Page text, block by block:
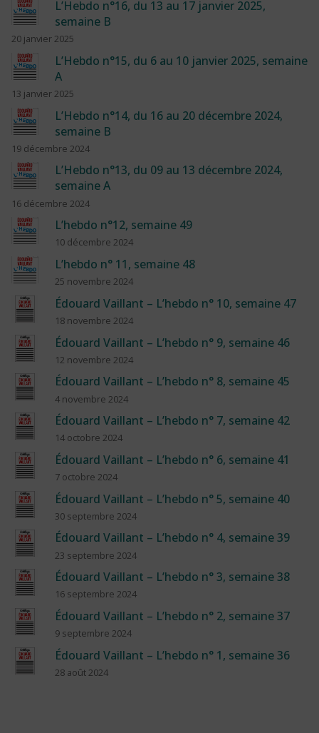
L’Hebdo n°16, du 13 au 17 janvier 2025,
semaine B
20 janvier 2025
L’Hebdo n°15, du 6 au 10 janvier 2025, semaine
A
13 janvier 2025
L’Hebdo n°14, du 16 au 20 décembre 2024,
semaine B
19 décembre 2024
L’Hebdo n°13, du 09 au 13 décembre 2024,
semaine A
16 décembre 2024
L’hebdo n°12, semaine 49
10 décembre 2024
L’hebdo n° 11, semaine 48
25 novembre 2024
Édouard Vaillant – L’hebdo n° 10, semaine 47
18 novembre 2024
Édouard Vaillant – L’hebdo n° 9, semaine 46
12 novembre 2024
Édouard Vaillant – L’hebdo n° 8, semaine 45
4 novembre 2024
Édouard Vaillant – L’hebdo n° 7, semaine 42
14 octobre 2024
Édouard Vaillant – L’hebdo n° 6, semaine 41
7 octobre 2024
Édouard Vaillant – L’hebdo n° 5, semaine 40
30 septembre 2024
Édouard Vaillant – L’hebdo n° 4, semaine 39
23 septembre 2024
Édouard Vaillant – L’hebdo n° 3, semaine 38
16 septembre 2024
Édouard Vaillant – L’hebdo n° 2, semaine 37
9 septembre 2024
Édouard Vaillant – L’hebdo n° 1, semaine 36
28 août 2024